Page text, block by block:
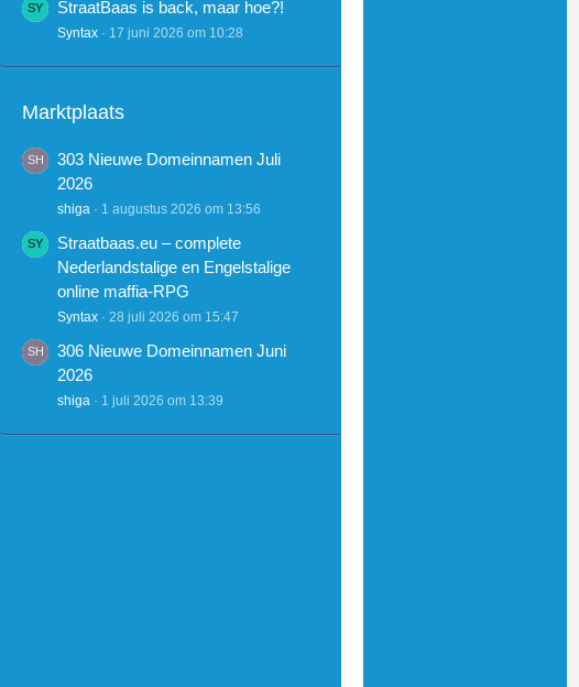
StraatBaas is back, maar hoe?!
Syntax 17 juni 2026 om 10:28
Marktplaats
303 Nieuwe Domeinnamen Juli
2026
shiga 1 augustus 2026 om 13:56
Straatbaas.eu – complete
Nederlandstalige en Engelstalige
online maffia-RPG
Syntax 28 juli 2026 om 15:47
306 Nieuwe Domeinnamen Juni
2026
shiga 1 juli 2026 om 13:39